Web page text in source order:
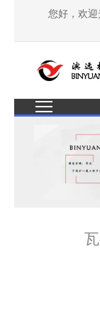
您好，欢迎